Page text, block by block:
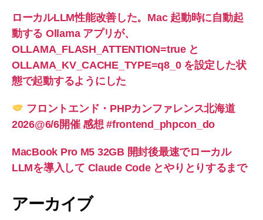
ローカルLLM性能改善した。Mac 起動時に自動起
動する Ollama アプリが、
OLLAMA_FLASH_ATTENTION=true と
OLLAMA_KV_CACHE_TYPE=q8_0 を設定した状
態で起動するようにした
フロントエンド・PHPカンファレンス北海道
2026@6/6開催 感想 #frontend_phpcon_do
MacBook Pro M5 32GB 開封後最速でローカル
LLMを導入して Claude Code とやりとりするまで
アーカイブ